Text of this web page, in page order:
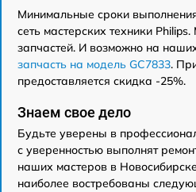
Минимальные сроки
сеть мастерских техники
запчастей. И возможно на
запчасть на модель GC7833.
предоставляется скидка -25%.
Знаем свое дело
Будьте уверены в
с уверенностью выполнят
наших мастеров в
наиболее востребованы